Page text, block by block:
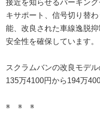
接近を知らせるパーキン
キサポート、信号切り替
能、改良された車線逸脱
安全性を確保しています。
スクラムバンの改良モデ
135万4100円から194万400
※ ※ ※